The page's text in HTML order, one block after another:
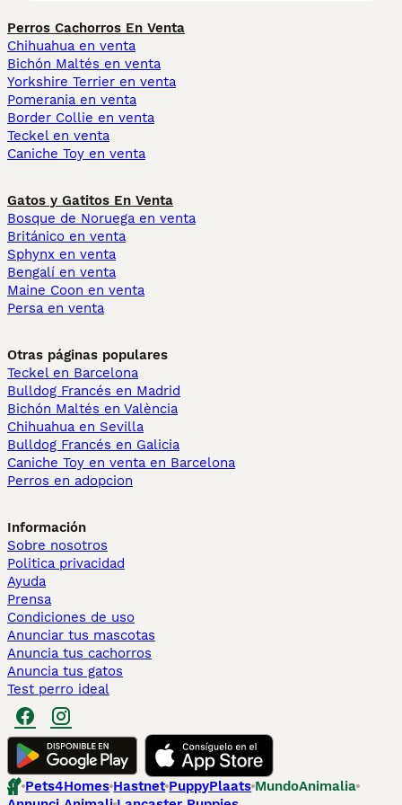
Perros Cachorros En Venta
Chihuahua en venta
Bichón Maltés en venta
Yorkshire Terrier en venta
Pomerania en venta
Border Collie en venta
Teckel en venta
Caniche Toy en venta
Gatos y Gatitos En Venta
Bosque de Noruega en venta
Británico en venta
Sphynx en venta
Bengalí en venta
Maine Coon en venta
Persa en venta
Otras páginas populares
Teckel en Barcelona
Bulldog Francés en Madrid
Bichón Maltés en València
Chihuahua en Sevilla
Bulldog Francés en Galicia
Caniche Toy en venta en Barcelona
Perros en adopcion
Información
Sobre nosotros
Politica privacidad
Ayuda
Prensa
Condiciones de uso
Anunciar tus mascotas
Anuncia tus cachorros
Anuncia tus gatos
Test perro ideal
Pets4Homes Hastnet PuppyPlaats MundoAnimalia